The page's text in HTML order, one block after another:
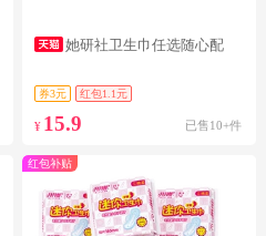
她研社卫生巾任选随心配
券3元 红包1.1元
¥ 15.9 已售10+件
红包补贴